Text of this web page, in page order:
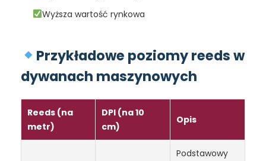
Wyższa wartość rynkowa
Przykładowe poziomy reeds w
dywanach maszynowych
Reeds (na
metr)
DPI (na 10
cm)
Opis
Podstawowy